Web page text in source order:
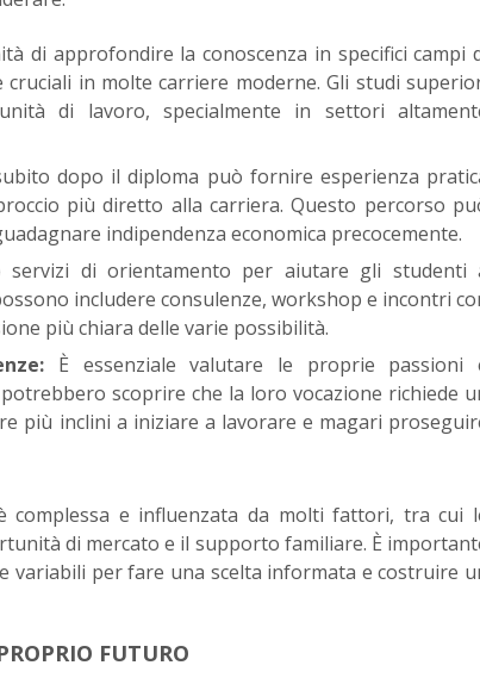
di approfondire la conoscenza in specifici campi
in molte carriere moderne. Gli studi
di lavoro, specialmente in settori
dopo il diploma può fornire esperienza
più diretto alla carriera. Questo percorso
indipendenza economica precocemente.
di orientamento per aiutare gli studenti
includere consulenze, workshop e incontri
più chiara delle varie possibilità.
È essenziale valutare le proprie passioni
scoprire che la loro vocazione richiede
più inclini a iniziare a lavorare e magari
e influenzata da molti fattori, tra cui
di mercato e il supporto familiare. È
variabili per fare una scelta informata e costruire
FUTURO